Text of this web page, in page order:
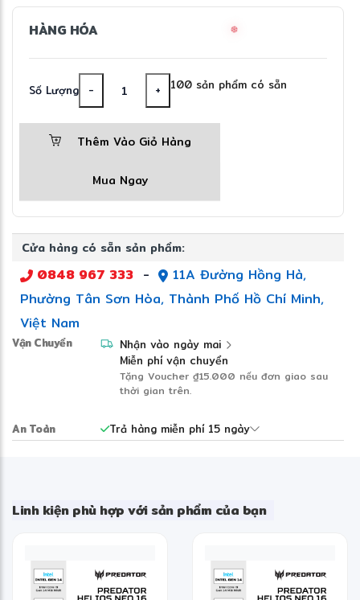
HÀNG HÓA
Số Lượng - + 100 sản phẩm có sẵn
Thêm Vào Giỏ Hàng
Mua Ngay
Cửa hàng có sẵn sản phẩm:
0848 967 333 -
11A Đường Hồng Hà,
Phường Tân Sơn Hòa, Thành Phố Hồ Chí Minh,
Việt Nam
Vận Chuyển
Nhận vào ngày mai
Miễn phí vận chuyển
Tặng Voucher ₫15.000 nếu đơn giao sau
thời gian trên.
An Toàn Trả hàng miễn phí 15 ngày
Linh kiện phù hợp với sản phẩm của bạn